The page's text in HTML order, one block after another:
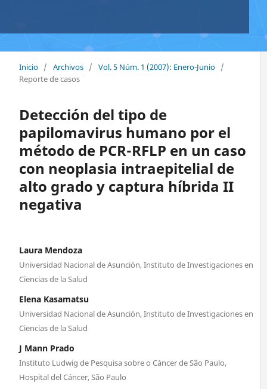
Inicio / Archivos / Vol. 5 Núm. 1 (2007): Enero-Junio /
Reporte de casos
Detección del tipo de
papilomavirus humano por el
método de PCR-RFLP en un caso
con neoplasia intraepitelial de
alto grado y captura híbrida II
negativa
Laura Mendoza
Universidad Nacional de Asunción, Instituto de Investigaciones en
Ciencias de la Salud
Elena Kasamatsu
Universidad Nacional de Asunción, Instituto de Investigaciones en
Ciencias de la Salud
J Mann Prado
Instituto Ludwig de Pesquisa sobre o Cáncer de São Paulo,
Hospital del Cáncer, São Paulo